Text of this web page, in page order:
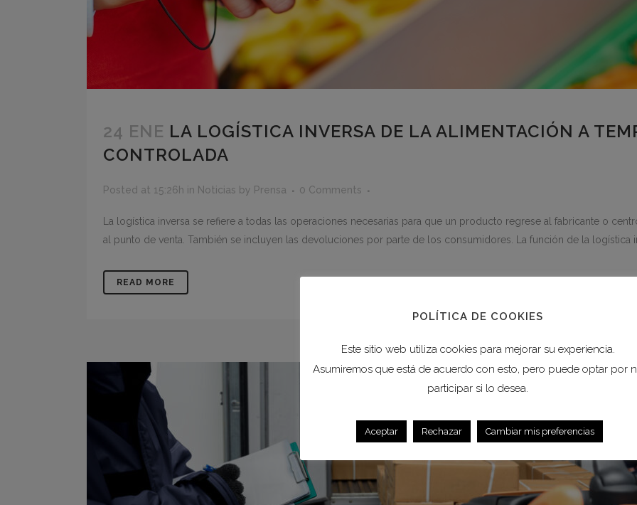
24 ENE LA LOGÍSTICA INVERSA DE LA ALIMENTACIÓN A
CONTROLADA
Posted at 15:26h in Noticias by Prensa 0 Comments
La logística inversa se refiere a todas las operaciones necesarias para que un producto regrese al fabricante o
al punto de venta. También se incluyen las devoluciones por parte de los consumidores. La función de la logística
READ MORE
POLÍTICA DE COOKIES
Este sitio web utiliza cookies para mejorar su experiencia.
Asumiremos que está de acuerdo con esto, pero puede optar por
participar si lo desea.
Aceptar Rechazar Cambiar mis preferencias